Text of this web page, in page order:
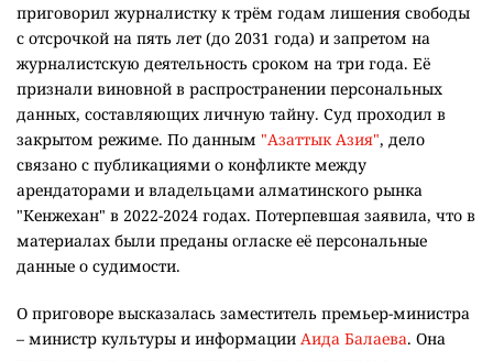
приговорил журналистку к трём годам лишения свободы
с отсрочкой на пять лет (до 2031 года) и запретом на
журналистскую деятельность сроком на три года. Её
признали виновной в распространении персональных
данных, составляющих личную тайну. Суд проходил в
закрытом режиме. По данным "Азаттык Азия", дело
связано с публикациями о конфликте между
арендаторами и владельцами алматинского рынка
"Кенжехан" в 2022-2024 годах. Потерпевшая заявила, что в
материалах были преданы огласке её персональные
данные о судимости.
О приговоре высказалась заместитель премьер-министра
– министр культуры и информации Аида Балаева. Она